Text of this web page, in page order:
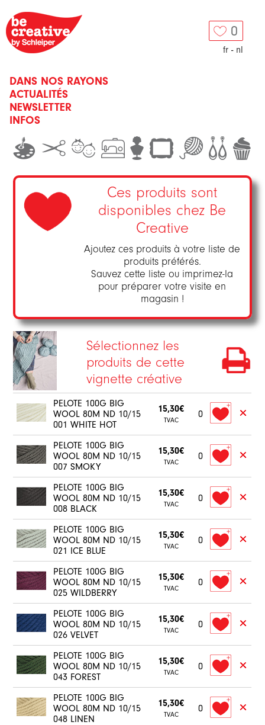
0
fr - nl
DANS NOS RAYONS
ACTUALITÉS
NEWSLETTER
INFOS
Ces produits sont
disponibles chez Be
Creative
Ajoutez ces produits à votre liste de
produits préférés.
Sauvez cette liste ou imprimez-la
pour préparer votre visite en
magasin !
Sélectionnez les
produits de cette
vignette créative
PELOTE 100G BIG
WOOL 80M ND 10/15
001 WHITE HOT
15,30€
TVAC
0
PELOTE 100G BIG
WOOL 80M ND 10/15
007 SMOKY
15,30€
TVAC
0
PELOTE 100G BIG
WOOL 80M ND 10/15
008 BLACK
15,30€
TVAC
0
PELOTE 100G BIG
WOOL 80M ND 10/15
021 ICE BLUE
15,30€
TVAC
0
PELOTE 100G BIG
WOOL 80M ND 10/15
025 WILDBERRY
15,30€
TVAC
0
PELOTE 100G BIG
WOOL 80M ND 10/15
026 VELVET
15,30€
TVAC
0
PELOTE 100G BIG
WOOL 80M ND 10/15
043 FOREST
15,30€
TVAC
0
PELOTE 100G BIG
WOOL 80M ND 10/15
048 LINEN
15,30€
TVAC
0